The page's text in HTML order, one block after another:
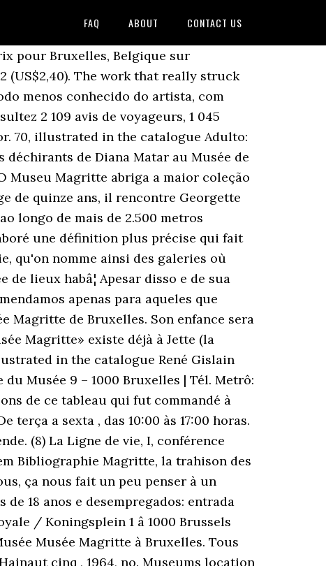
FAQ ABOUT CONTACT US
Il multiplie alors les portraits de jeunes gens rêveurs, les somptueux bouquets de fleurs ou les champs foisonnants, tous teintés dâun ravissement solaire. O Museu Magritte, apesar de ser novo, se tornou um dos principais chamarizes turísticos da capital europeia. Magritte, le roi du marché Christie's cède le 13 novembre à New York une peinture que l'artiste belge a réalisée en 18 versions. Musée Magritte Museum Magritte Museum Inleiding De Koninklijke Musea voor Schone Kunsten van België bezitten we reldwijd de grootste verzameling werken van Magritte. Localizado em um dos edifícios Art Nouveau mais famosos de Bruxelas e com uma coleção de mais de 7.000 instrumentos musicais de todas as épocas, o Museu de Instrumentos Musicais é um dos museus imprescindíveis durante a sua viagem. Entrada gratuita com Brussels Card. Trata-se de uma época de aprendizado em que ele testa diferentes estilos: expressionismo, pop arte ou arte conceitual. Notre site web utilise des cookies pour améliorer votre expérience utilisateur et analyser l’activité en ligne. Archives de l'Art contemporain en Belgique. Nesse museu são expostas 250 de suas obras, espalhadas ao longo de mais de 2.500 metros quadrados divididos em vários andares. 14 Rotterdam, Museum Boijmans Van Beuningen, René Magritte: het mysterie van de werkelijkhrid/ le mystère de la réalité , 1967, no. ». La Trahison des images (19281929, peinture à l'huile sur toile de 59 × 65 cm ; musée d'art du comté de Los Angeles) ou aussi à voir au musée dart moderne de Bruxelles, est un des tableaux les plus célèbres de René Magritte. Lâ Empire des lumières, 1954, Musée dâart moderne de Bruxelles. As 250 obras expostas refletem a evolução artística de Magritte. A fachada senhorial desse palácio neoclássico do século XVIII é um grande contraponto às obras surrealistas expostas no seu interior. Cette Åuvre est en effet emblématique des rapports quâont entretenus Magritte et son représentant américain, Alexander Iolas. Jusq. Visites guidées Magritte : La collection Au fil du temps et des thèmes exploités par lâartiste, découvrez lâunivers insolite du peintre-poète surréaliste. De 1943 à 1947, en réaction à lâatmosphère sombre et funeste de la Seconde Guerre mondiale, Magritte sâattache à ne peindre « que le beau côté de la vie ». Dit geldt zo wel voor de continuïteit - alle periodes van de 14 Rotterdam, Museum Boijmans Van Beuningen, René Magritte: het mysterie van de werkelijkhrid/ le mystère